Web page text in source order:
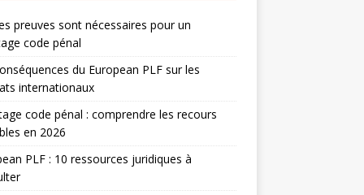
preuves sont nécessaires pour un
code pénal
du European PLF sur les
internationaux
code pénal : comprendre les recours
en 2026
PLF : 10 ressources juridiques à